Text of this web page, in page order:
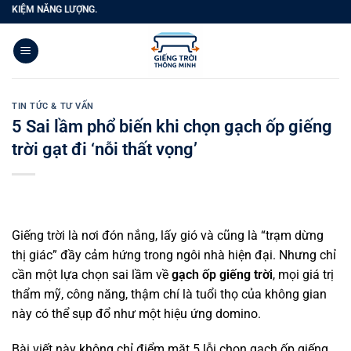
Bỏ
qua
nội
dung
TIN TỨC & TƯ VẤN
5 Sai lầm phổ biến khi chọn gạch ốp giếng
trời gạt đi ‘nỗi thất vọng’
Giếng trời là nơi đón nắng, lấy gió và cũng là “trạm dừng
thị giác” đầy cảm hứng trong ngôi nhà hiện đại. Nhưng chỉ
cần một lựa chọn sai lầm về gạch ốp giếng trời, mọi giá trị
thẩm mỹ, công năng, thậm chí là tuổi thọ của không gian
này có thể sụp đổ như một hiệu ứng domino.